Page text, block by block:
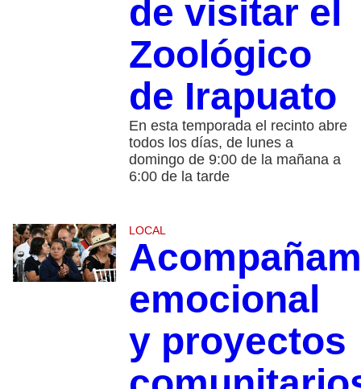
de visitar el
Zoológico
de Irapuato
En esta temporada el recinto abre
todos los días, de lunes a
domingo de 9:00 de la mañana a
6:00 de la tarde
LOCAL
emocional
y proyectos